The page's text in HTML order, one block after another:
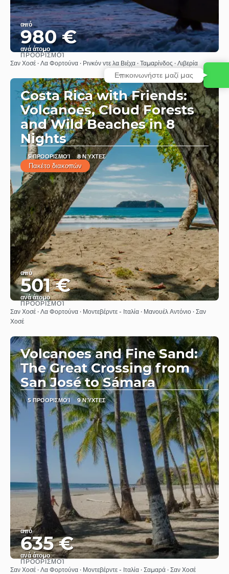
από
980 €
ανά άτομο
Βλέπω
ΠΡΟΟΡΙΣΜΟΊ
Σαν Χοσέ · Λα Φορτούνα · Ρινκόν ντε λα Βιέχα · Ταμαρίνδος · Λιβερία
Costa Rica with Friends:
Volcanoes, Cloud Forests
and Wild Beaches in 8
Nights
5 ΠΡΟΟΡΙΣΜΟΊ 8 ΝΎΧΤΕΣ
Πακέτο διακοπών
από
501 €
ανά άτομο
Βλέπω
ΠΡΟΟΡΙΣΜΟΊ
Σαν Χοσέ · Λα Φορτούνα · Μοντεβέρντε - Ιταλία · Μανουέλ Αντόνιο · Σαν
Χοσέ
Volcanoes and Fine Sand:
The Great Crossing from
San José to Sámara
5 ΠΡΟΟΡΙΣΜΟΊ 9 ΝΎΧΤΕΣ
από
635 €
ανά άτομο
Βλέπω
ΠΡΟΟΡΙΣΜΟΊ
Σαν Χοσέ · Λα Φορτούνα · Μοντεβέρντε - Ιταλία · Σαμαρά · Σαν Χοσέ
Επικοινωνήστε μαζί μας